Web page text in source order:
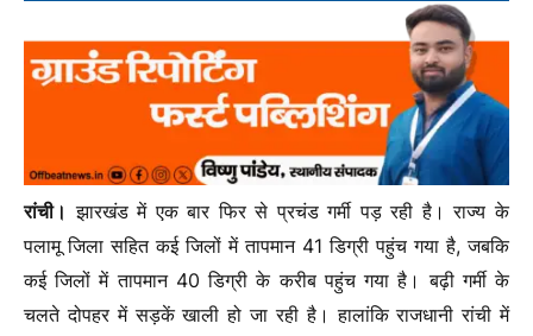
रांची। झारखंड में एक बार फिर से प्रचंड गर्मी पड़ रही है।राज्य के
पलामू जिला सहित कई जिलों में तापमान 41 डिग्री पहुंच गया है, जबकि
कई जिलों में तापमान 40 डिग्री के करीब पहुंच गया है। बढ़ी गर्मी के
चलते दोपहर में सड़कें खाली हो जा रही है।हालांकि राजधानी रांची में